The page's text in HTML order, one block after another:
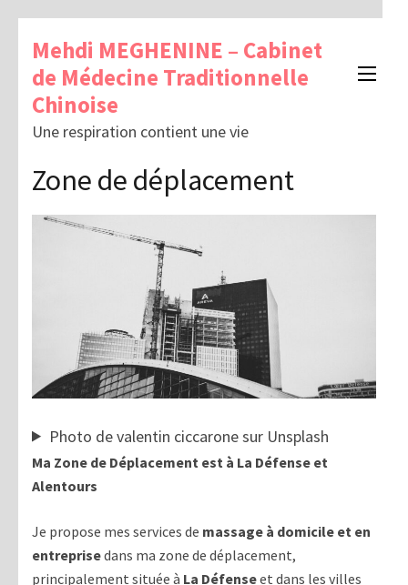
Mehdi MEGHENINE – Cabinet
de Médecine Traditionnelle
Chinoise
Une respiration contient une vie
Zone de déplacement
Photo de valentin ciccarone sur Unsplash
Ma Zone de Déplacement est à La Défense et
Alentours
Je propose mes services de massage à domicile et en
entreprisedans ma zone de déplacement,
principalement située à La Défenseet dans les villes